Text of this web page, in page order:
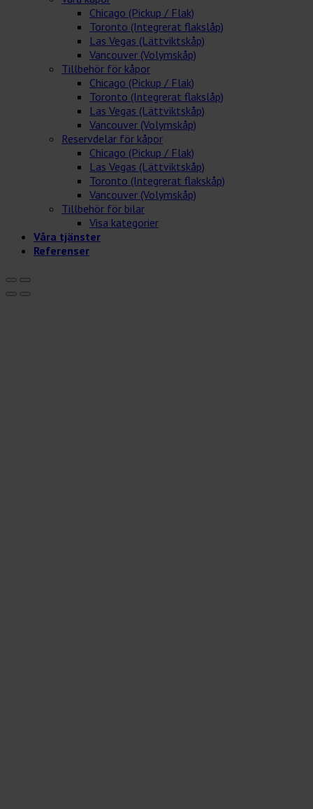
Chicago (Pickup / Flak)
Toronto (Integrerat flakslåp)
Las Vegas (Lättviktskåp)
Vancouver (Volymskåp)
Tillbehör för kåpor
Chicago (Pickup / Flak)
Toronto (Integrerat flakslåp)
Las Vegas (Lättviktskåp)
Vancouver (Volymskåp)
Reservdelar för kåpor
Chicago (Pickup / Flak)
Las Vegas (Lättviktskåp)
Toronto (Integrerat flakskåp)
Vancouver (Volymskåp)
Tillbehör för bilar
Visa kategorier
Våra tjänster
Referenser